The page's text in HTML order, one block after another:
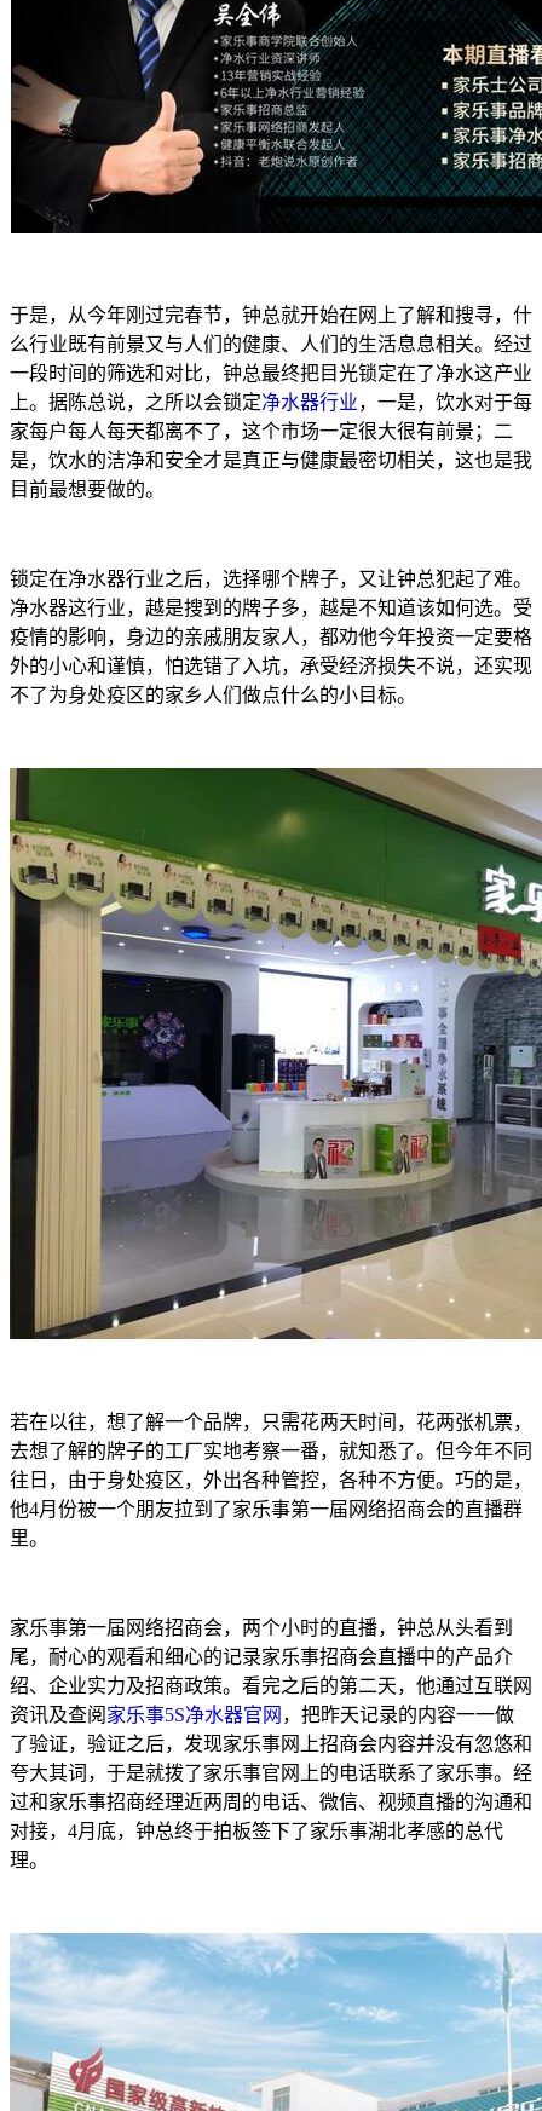
于是，从今年刚过完春节，钟总就开始在网上了解和搜寻，什
么行业既有前景又与人们的健康、人们的生活息息相关。经过
一段时间的筛选和对比，钟总最终把目光锁定在了净水这产业
上。据陈总说，之所以会锁定净水器行业，一是，饮水对于每
家每户每人每天都离不了，这个市场一定很大很有前景；二
是，饮水的洁净和安全才是真正与健康最密切相关，这也是我
目前最想要做的。
锁定在净水器行业之后，选择哪个牌子，又让钟总犯起了难。
净水器这行业，越是搜到的牌子多，越是不知道该如何选。受
疫情的影响，身边的亲戚朋友家人，都劝他今年投资一定要格
外的小心和谨慎，怕选错了入坑，承受经济损失不说，还实现
不了为身处疫区的家乡人们做点什么的小目标。
若在以往，想了解一个品牌，只需花两天时间，花两张机票，
去想了解的牌子的工厂实地考察一番，就知悉了。但今年不同
往日，由于身处疫区，外出各种管控，各种不方便。巧的是，
他4月份被一个朋友拉到了家乐事第一届网络招商会的直播群
里。
家乐事第一届网络招商会，两个小时的直播，钟总从头看到
尾，耐心的观看和细心的记录家乐事招商会直播中的产品介
绍、企业实力及招商政策。看完之后的第二天，他通过互联网
资讯及查阅 家乐事5S净水器官网 ，把昨天记录的内容一一做
了验证，验证之后，发现家乐事网上招商会内容并没有忽悠和
夸大其词，于是就拨了家乐事官网上的电话联系了家乐事。经
过和家乐事招商经理近两周的电话、微信、视频直播的沟通和
对接，4月底，钟总终于拍板签下了家乐事湖北孝感的总代
理。